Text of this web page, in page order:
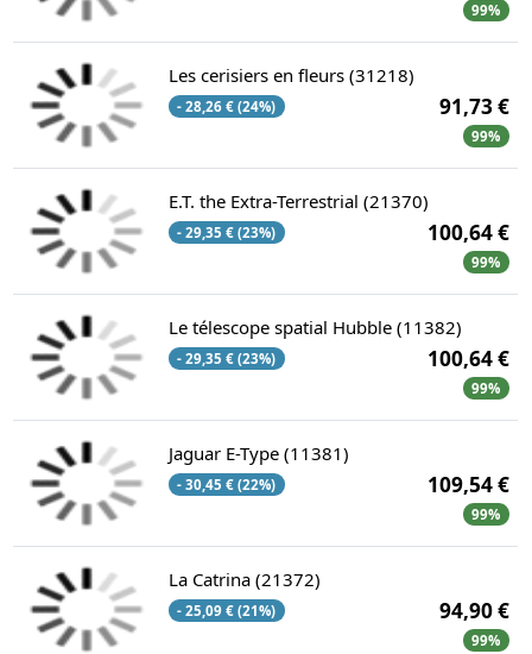
99%
Les cerisiers en fleurs (31218)
- 28,26 € (24%) 91,73 €
99%
E.T. the Extra-Terrestrial (21370)
- 29,35 € (23%) 100,64 €
99%
Le télescope spatial Hubble (11382)
- 29,35 € (23%) 100,64 €
99%
Jaguar E-Type (11381)
- 30,45 € (22%) 109,54 €
99%
La Catrina (21372)
- 25,09 € (21%) 94,90 €
99%